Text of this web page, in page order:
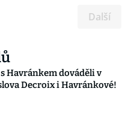
Další
Havránkem dováděli v
Decroix i Havránkové!